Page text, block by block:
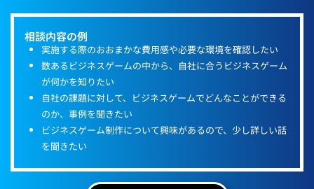
相談内容の例
実施する際のおおまかな費用感や必要な環境を確認したい
数あるビジネスゲームの中から、自社に合うビジネスゲーム
が何かを知りたい
自社の課題に対して、ビジネスゲームでどんなことができる
のか、事例を聞きたい
ビジネスゲーム制作について興味があるので、少し詳しい話
を聞きたい